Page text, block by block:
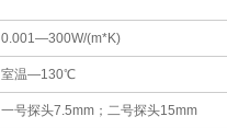
0.001—300W/(m*K)
室温—130℃
一号探头7.5mm；二号探头15mm